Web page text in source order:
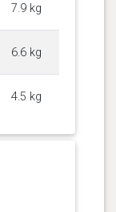
7.9 kg
6.6 kg
4.5 kg